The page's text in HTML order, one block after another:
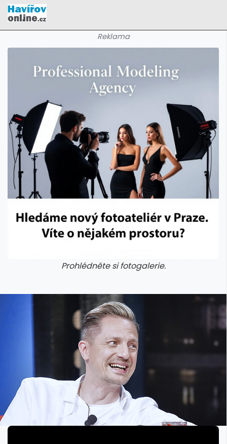
Reklama
Prohlédněte si fotogalerie.